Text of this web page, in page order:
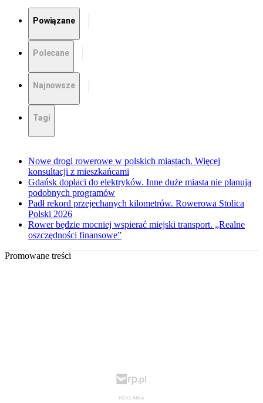
Powiązane
Polecane
Najnowsze
Tagi
Nowe drogi rowerowe w polskich miastach. Więcej
konsultacji z mieszkańcami
Gdańsk dopłaci do elektryków. Inne duże miasta nie planują
podobnych programów
Padł rekord przejechanych kilometrów. Rowerowa Stolica
Polski 2026
Rower będzie mocniej wspierać miejski transport. „Realne
oszczędności finansowe”
Promowane treści